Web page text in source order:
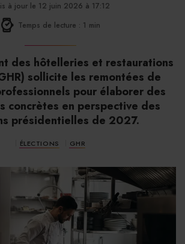
à jour le 12 juin 2026 à 17:12
Temps de lecture : 1 min
des hôtelleries et restaurations
sollicite les remontées de
pour élaborer des
concrètes en perspective des
présidentielles de 2027.
ÉLECTIONS GHR